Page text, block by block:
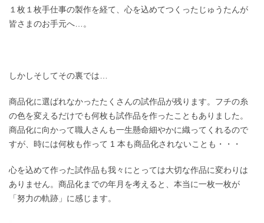
１枚１枚手仕事の製作を経て、心を込めてつくったじゅうたんが
皆さまのお手元へ…。
しかしそしてその裏では…
商品化に選ばれなかったたくさんの試作品が残ります。フチの糸
の色を変えるだけでも何枚も試作品を作ったこともありました。
商品化に向かって職人さんも一生懸命細やかに織ってくれるので
すが、時には何枚も作って 1 本も商品化されないことも・・・
心を込めて作った試作品も我々にとっては大切な作品に変わりは
ありません。商品化までの年月を考えると、本当に一枚一枚が
「努力の軌跡」に感じます。